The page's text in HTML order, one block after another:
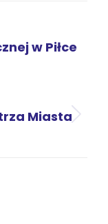
w Piłce
Miasta